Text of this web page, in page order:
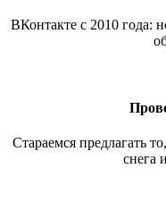
ВКонтакте с 2010 года:
Стараемся предлагать
снега